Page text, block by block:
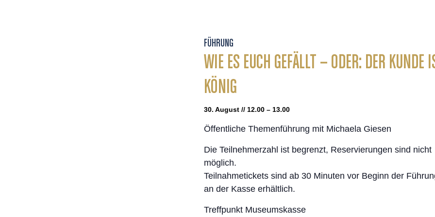
FÜHRUNG
WIE ES EUCH GEFÄLLT – ODER: DER KUNDE
KÖNIG
30. August // 12.00 – 13.00
Öffentliche Themenführung mit Michaela Giesen
Die Teilnehmerzahl ist begrenzt, Reservierungen sind nicht
möglich.
Teilnahmetickets sind ab 30 Minuten vor Beginn der
an der Kasse erhältlich.
Treffpunkt Museumskasse